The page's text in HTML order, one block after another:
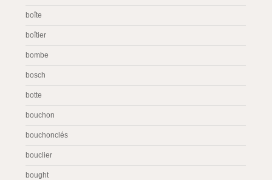
boîte
boîtier
bombe
bosch
botte
bouchon
bouchonclés
bouclier
bought